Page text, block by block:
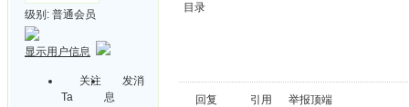
级别: 普通会员
显示用户信息
关注
Ta
发消
息
目录
回复 引用 举报顶端